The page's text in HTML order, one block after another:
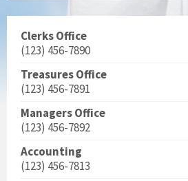
Clerks Office
(123) 456-7890
Treasures Office
(123) 456-7891
Managers Office
(123) 456-7892
Accounting
(123) 456-7813